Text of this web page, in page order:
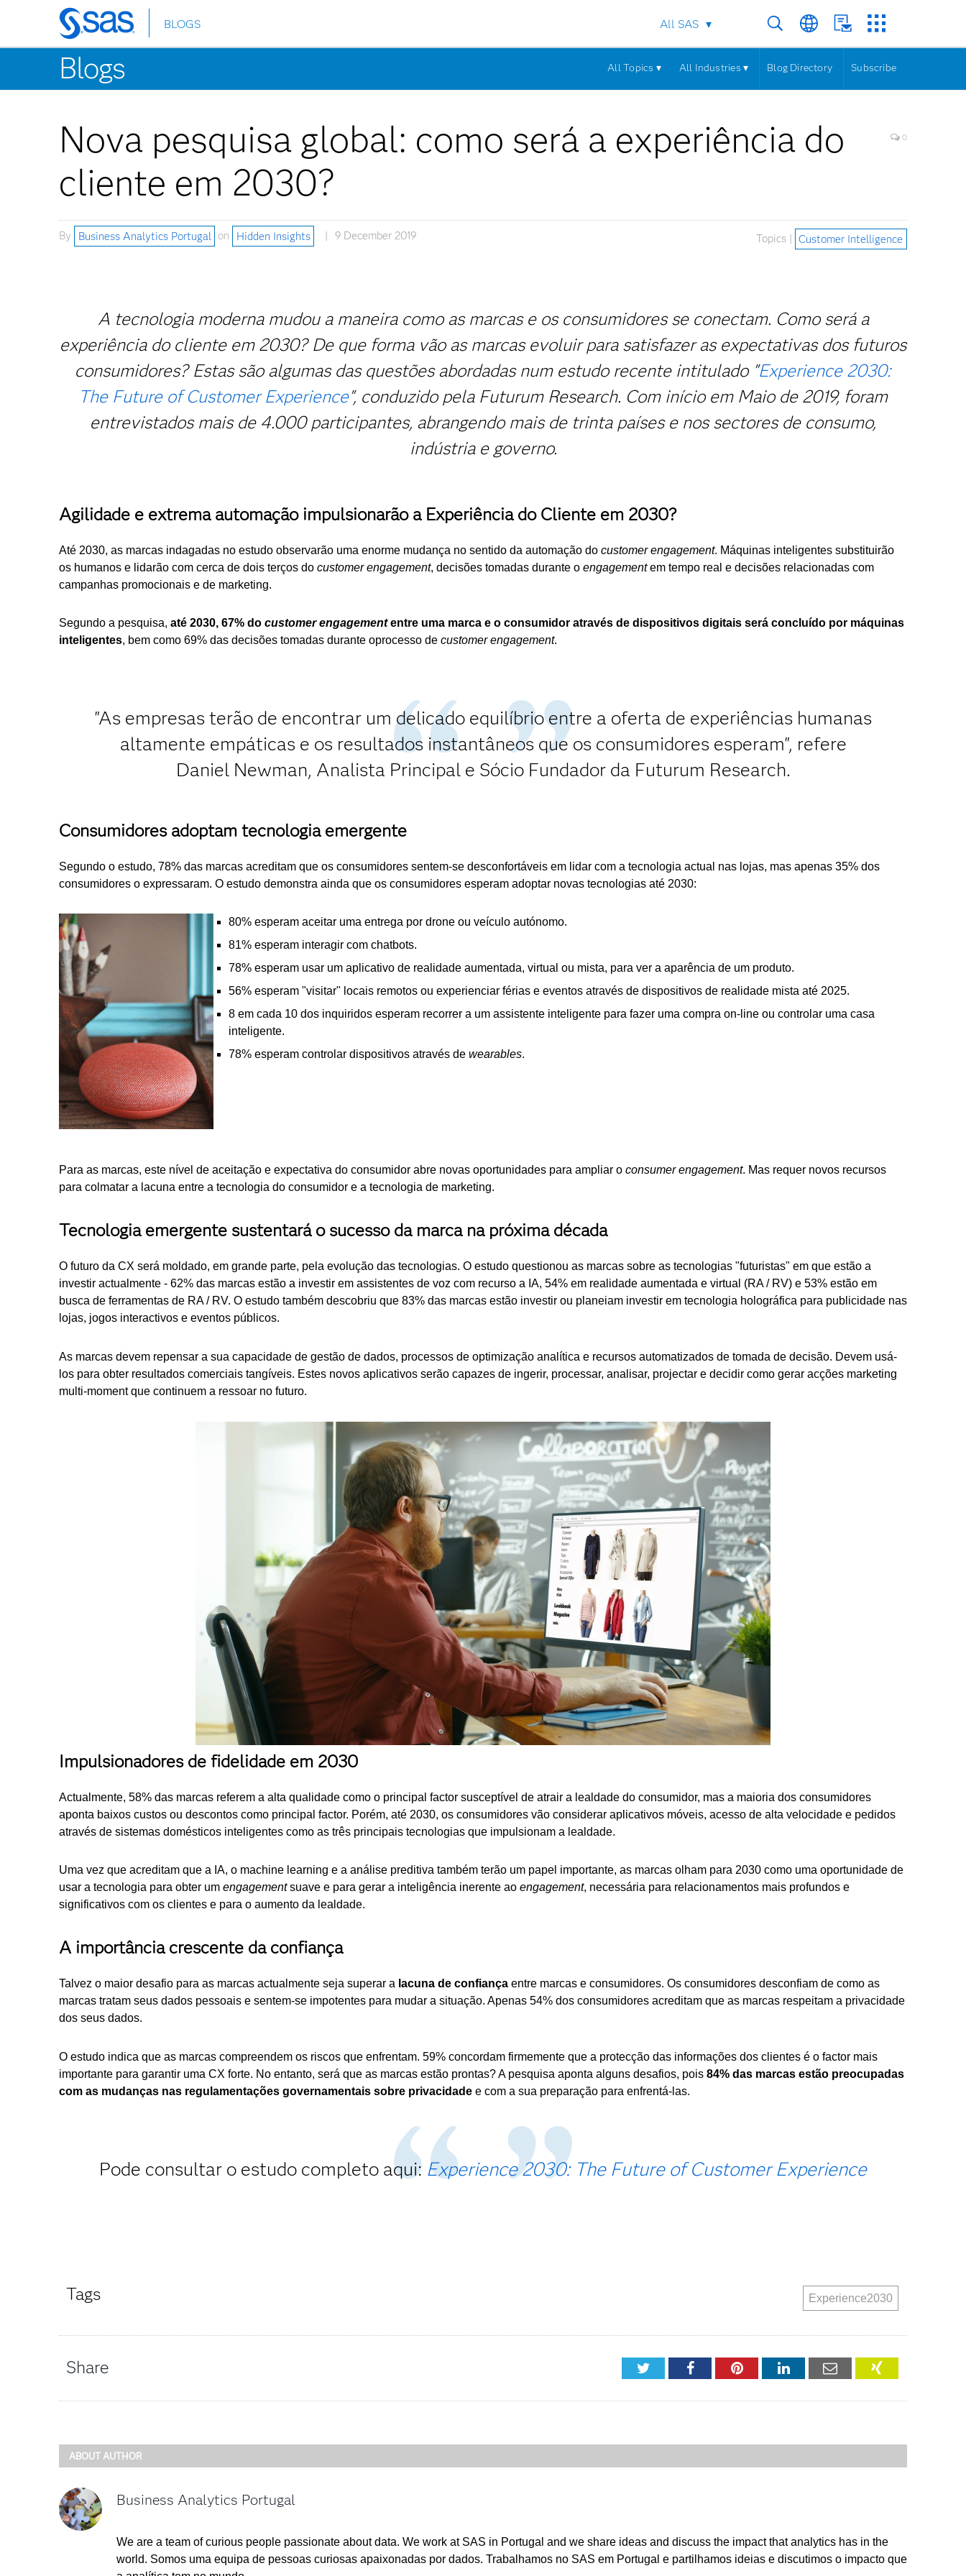
Skip
to
main
content
BLOGS All SAS
Blogs All Topics ▾ All Industries ▾ Blog Directory Subscribe
Nova pesquisa global: como será a experiência do
cliente em 2030?
0
By Business Analytics Portugal on Hidden Insights 9 December 2019 Topics | Customer Intelligence
A tecnologia moderna mudou a maneira como as marcas e os consumidores se conectam. Como será a
experiência do cliente em 2030? De que forma vão as marcas evoluir para satisfazer as expectativas dos futuros
consumidores? Estas são algumas das questões abordadas num estudo recente intitulado "Experience 2030:
The Future of Customer Experience", conduzido pela Futurum Research. Com início em Maio de 2019, foram
entrevistados mais de 4.000 participantes, abrangendo mais de trinta países e nos sectores de consumo,
indústria e governo.
Agilidade e extrema automação impulsionarão a Experiência do Cliente em 2030?
Até 2030, as marcas indagadas no estudo observarão uma enorme mudança no sentido da automação do customer engagement. Máquinas inteligentes substituirão
os humanos e lidarão com cerca de dois terços do customer engagement, decisões tomadas durante o engagementem tempo real e decisões relacionadas com
campanhas promocionais e de marketing.
Segundo a pesquisa, até 2030, 67% do customer engagemententre uma marca e o consumidor através de dispositivos digitais será concluído por máquinas
inteligentes, bem como 69% das decisões tomadas durante oprocesso de customer engagement.
"As empresas terão de encontrar um delicado equilíbrio entre a oferta de experiências humanas
altamente empáticas e os resultados instantâneos que os consumidores esperam", refere
Daniel Newman, Analista Principal e Sócio Fundador da Futurum Research.
Consumidores adoptam tecnologia emergente
Segundo o estudo, 78% das marcas acreditam que os consumidores sentem-se desconfortáveis ​​em lidar com a tecnologia actual nas lojas, mas apenas 35% dos
consumidores o expressaram. O estudo demonstra ainda que os consumidores esperam adoptar novas tecnologias até 2030:
80% esperam aceitar uma entrega por drone ou veículo autónomo.
81% esperam interagir com chatbots.
78% esperam usar um aplicativo de realidade aumentada, virtual ou mista, para ver a aparência de um produto.
56% esperam "visitar" locais remotos ou experienciar férias e eventos através de dispositivos de realidade mista até 2025.
8 em cada 10 dos inquiridos esperam recorrer a um assistente inteligente para fazer uma compra on-line ou controlar uma casa
inteligente.
78% esperam controlar dispositivos através de wearables.
Para as marcas, este nível de aceitação e expectativa do consumidor abre novas oportunidades para ampliar o consumer engagement. Mas requer novos recursos
para colmatar a lacuna entre a tecnologia do consumidor e a tecnologia de marketing.
Tecnologia emergente sustentará o sucesso da marca na próxima década
O futuro da CX será moldado, em grande parte, pela evolução das tecnologias. O estudo questionou as marcas sobre as tecnologias "futuristas" em que estão a
investir actualmente - 62% das marcas estão a investir em assistentes de voz com recurso a IA, 54% em realidade aumentada e virtual (RA / RV) e 53% estão em
busca de ferramentas de RA / RV. O estudo também descobriu que 83% das marcas estão investir ou planeiam investir em tecnologia holográfica para publicidade nas
lojas, jogos interactivos e eventos públicos.
As marcas devem repensar a sua capacidade de gestão de dados, processos de optimização analítica e recursos automatizados de tomada de decisão. Devem usá-
los para obter resultados comerciais tangíveis. Estes novos aplicativos serão capazes de ingerir, processar, analisar, projectar e decidir como gerar acções marketing
multi-moment que continuem a ressoar no futuro.
Impulsionadores de fidelidade em 2030
Actualmente, 58% das marcas referem a alta qualidade como o principal factor susceptível de atrair a lealdade do consumidor, mas a maioria dos consumidores
aponta baixos custos ou descontos como principal factor. Porém, até 2030, os consumidores vão considerar aplicativos móveis, acesso de alta velocidade e pedidos
através de sistemas domésticos inteligentes como as três principais tecnologias que impulsionam a lealdade.
Uma vez que acreditam que a IA, o machine learning e a análise preditiva também terão um papel importante, as marcas olham para 2030 como uma oportunidade de
usar a tecnologia para obter um engagementsuave e para gerar a inteligência inerente ao engagement, necessária para relacionamentos mais profundos e
significativos com os clientes e para o aumento da lealdade.
A importância crescente da confiança
Talvez o maior desafio para as marcas actualmente seja superar a lacuna de confiança entre marcas e consumidores. Os consumidores desconfiam de como as
marcas tratam seus dados pessoais e sentem-se impotentes para mudar a situação. Apenas 54% dos consumidores acreditam que as marcas respeitam a privacidade
dos seus dados.
O estudo indica que as marcas compreendem os riscos que enfrentam. 59% concordam firmemente que a protecção das informações dos clientes é o factor mais
importante para garantir uma CX forte. No entanto, será que as marcas estão prontas? A pesquisa aponta alguns desafios, pois 84% ​​das marcas estão preocupadas
com as mudanças nas regulamentações governamentais sobre privacidade e com a sua preparação para enfrentá-las.
Pode consultar o estudo completo aqui: Experience 2030: The Future of Customer Experience
Tags Experience2030
Share TwitterFacebookPinterestLinkedInEmail XING
ABOUT AUTHOR
Business Analytics Portugal
We are a team of curious people passionate about data. We work at SAS in Portugal and we share ideas and discuss the impact that analytics has in the
world. Somos uma equipa de pessoas curiosas apaixonadas por dados. Trabalhamos no SAS em Portugal e partilhamos ideias e discutimos o impacto que